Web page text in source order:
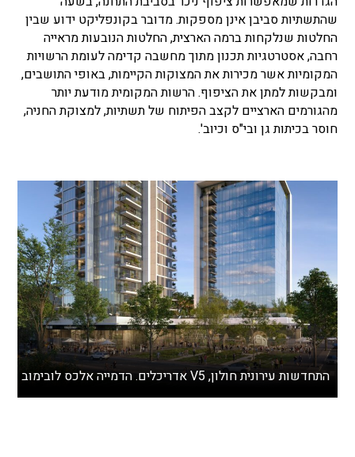
שהתשתיות סביבן אינן מספקות. מדובר בקונפליקט ידוע שבין
החלטות שנלקחות ברמה הארצית, החלטות הנובעות מראייה
רחבה, אסטרטגיות תכנון מתוך מחשבה קדימה לעומת הרשויות
המקומיות אשר מכירות את המצוקות הקיימות, באופי התושבים,
ומבקשות למתן את הציפוף. הרשות המקומית מודעת יותר
מהגורמים הארציים לקצב הפיתוח של תשתיות, למצוקת החניה,
חוסר בכיתות גן ובי"ס וכיוב'.
התחדשות עירונית חולון, V5 אדריכלים. הדמייה אלכס לובימוב